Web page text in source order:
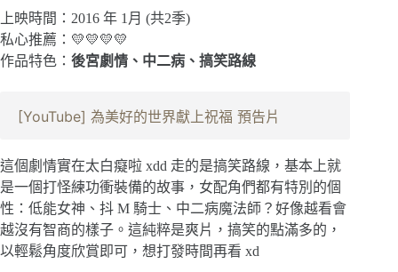
上映時間：2016 年 1月 (共2季)
私心推薦：💛💛💛💛
作品特色： 後宮劇情、中二病、搞笑路線
[YouTube] 為美好的世界獻上祝福 預告片
這個劇情實在太白癡啦 xdd 走的是搞笑路線，基本上就
是一個打怪練功衝裝備的故事，女配角們都有特別的個
性：低能女神、抖 M 騎士、中二病魔法師？好像越看會
越沒有智商的樣子。這純粹是爽片，搞笑的點滿多的，
以輕鬆角度欣賞即可，想打發時間再看 xd